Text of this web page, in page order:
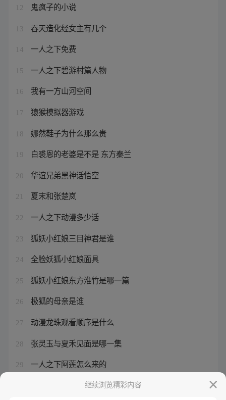
12 鬼疯子的小说
13 吞天造化经女主有几个
14 一人之下免费
15 一人之下碧游村篇人物
16 我有一方山河空间
17 猿猴模拟器游戏
18 娜然鞋子为什么那么贵
19 白裘恩的老婆是不是 东方秦兰
20 华谊兄弟黑神话悟空
21 夏末和张楚岚
22 一人之下动漫多少话
23 狐妖小红娘三目神君是谁
24 全脸妖狐小红娘面具
25 狐妖小红娘东方淮竹是哪一篇
26 极狐的母亲是谁
27 动漫龙珠观看顺序是什么
28 张灵玉与夏禾见面是哪一集
29 一人之下阿莲怎么来的
涂山苏苏和白月初在一起后
继续浏览精彩内容